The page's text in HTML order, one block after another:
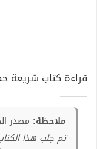
قراءة كتاب شريعة
ملاحظة: مصدر